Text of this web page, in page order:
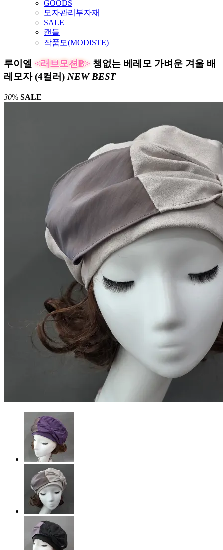
GOODS
모자관리부자재
SALE
캔들
작품모(MODISTE)
루이엘 <러브모션B> 챙없는 베레모 가벼운 겨울 배
레모자 (4컬러) NEW BEST
30% SALE